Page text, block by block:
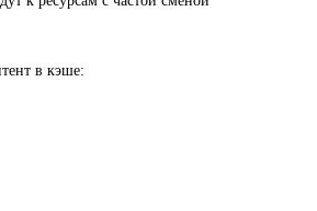
в кэше: